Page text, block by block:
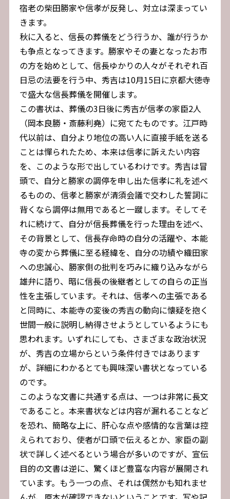
宿老の柴田勝家や信孝が反発し、対立は深まってい
きます。
秋に入ると、信長の葬儀をどう行うか、誰が行うか
も争点となってきます。勝家やその妻となったお市
の方を始めとして、信長ゆかりの人々がそれぞれ百
日忌の法要を行う中、秀吉は10月15日に京都大徳寺
で盛大な信長葬儀を開催します。
この書状は、葬儀の3日後に秀吉が信孝の家臣2人
（岡本良勝・斎藤利堯）に宛てたものです。江戸時
代以前は、自分より地位の高い人に直接手紙を送る
ことは憚られたため、本来は信孝に訴えたい内容
を、このような形で出しているわけです。秀吉は冒
頭で、自分と勝家の調停を申し出た信孝に礼を述べ
るものの、信孝と勝家が清須会議で交わした誓詞に
背くなら調停は無用であると一蹴します。そしてそ
れに続けて、自分が信長葬儀を行った理由を述べ、
その背景として、信長存命時の自分の活躍や、本能
寺の変から葬儀に至る経緯を、自分の功績や織田家
への忠誠心、勝家側の批判を巧みに織り込みながら
雄弁に語り、暗に信長の後継者としての自らの正当
性を主張しています。それは、信孝への主張である
と同時に、本能寺の変後の秀吉の動向に懐疑を抱く
世間一般に説明し納得させようとしているようにも
思われます。いずれにしても、さまざまな政治状況
が、秀吉の立場からという条件付きではあります
が、詳細にわかるとても興味深い書状となっている
のです。
このような文書に共通する点は、一つは非常に長文
であること。本来書状などは内容が漏れることなど
を恐れ、簡略な上に、肝心な点や感情的な言葉は控
えられており、使者が口頭で伝えるとか、家臣の副
状で詳しく述べるという場合が多いのですが、宣伝
目的の文書は逆に、驚くほど豊富な内容が展開され
ています。もう一つの点、それは偶然かも知れませ